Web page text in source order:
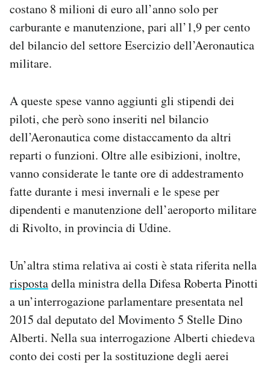
costano 8 milioni di euro all’anno solo per
carburante e manutenzione, pari all’1,9 per cento
del bilancio del settore Esercizio dell’Aeronautica
militare.
A queste spese vanno aggiunti gli stipendi dei
piloti, che però sono inseriti nel bilancio
dell’Aeronautica come distaccamento da altri
reparti o funzioni. Oltre alle esibizioni, inoltre,
vanno considerate le tante ore di addestramento
fatte durante i mesi invernali e le spese per
dipendenti e manutenzione dell’aeroporto militare
di Rivolto, in provincia di Udine.
Un’altra stima relativa ai costi è stata riferita nella
rispostadella ministra della Difesa Roberta Pinotti
a un’interrogazione parlamentare presentata nel
2015 dal deputato del Movimento 5 Stelle Dino
Alberti. Nella sua interrogazione Alberti chiedeva
conto dei costi per la sostituzione degli aerei